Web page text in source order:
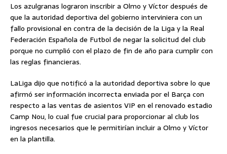
Los azulgranas lograron inscribir a Olmo y Víctor después de
que la autoridad deportiva del gobierno interviniera con un
fallo provisional en contra de la decisión de la Liga y la Real
Federación Española de Futbol de negar la solicitud del club
porque no cumplió con el plazo de fin de año para cumplir con
las reglas financieras.
LaLiga dijo que notificó a la autoridad deportiva sobre lo que
afirmó ser información incorrecta enviada por el Barça con
respecto a las ventas de asientos VIP en el renovado estadio
Camp Nou, lo cual fue crucial para proporcionar al club los
ingresos necesarios que le permitirían incluir a Olmo y Víctor
en la plantilla.